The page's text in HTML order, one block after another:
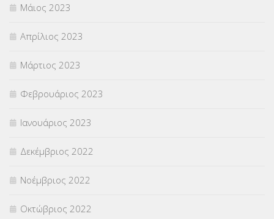
Μάιος 2023
Απρίλιος 2023
Μάρτιος 2023
Φεβρουάριος 2023
Ιανουάριος 2023
Δεκέμβριος 2022
Νοέμβριος 2022
Οκτώβριος 2022